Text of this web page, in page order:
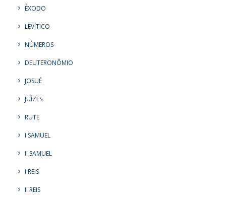
ÊXODO
LEVÍTICO
NÚMEROS
DEUTERONÔMIO
JOSUÉ
JUÍZES
RUTE
I SAMUEL
II SAMUEL
I REIS
II REIS